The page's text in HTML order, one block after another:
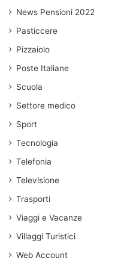
News Pensioni 2022
Pasticcere
Pizzaiolo
Poste Italiane
Scuola
Settore medico
Sport
Tecnologia
Telefonia
Televisione
Trasporti
Viaggi e Vacanze
Villaggi Turistici
Web Account